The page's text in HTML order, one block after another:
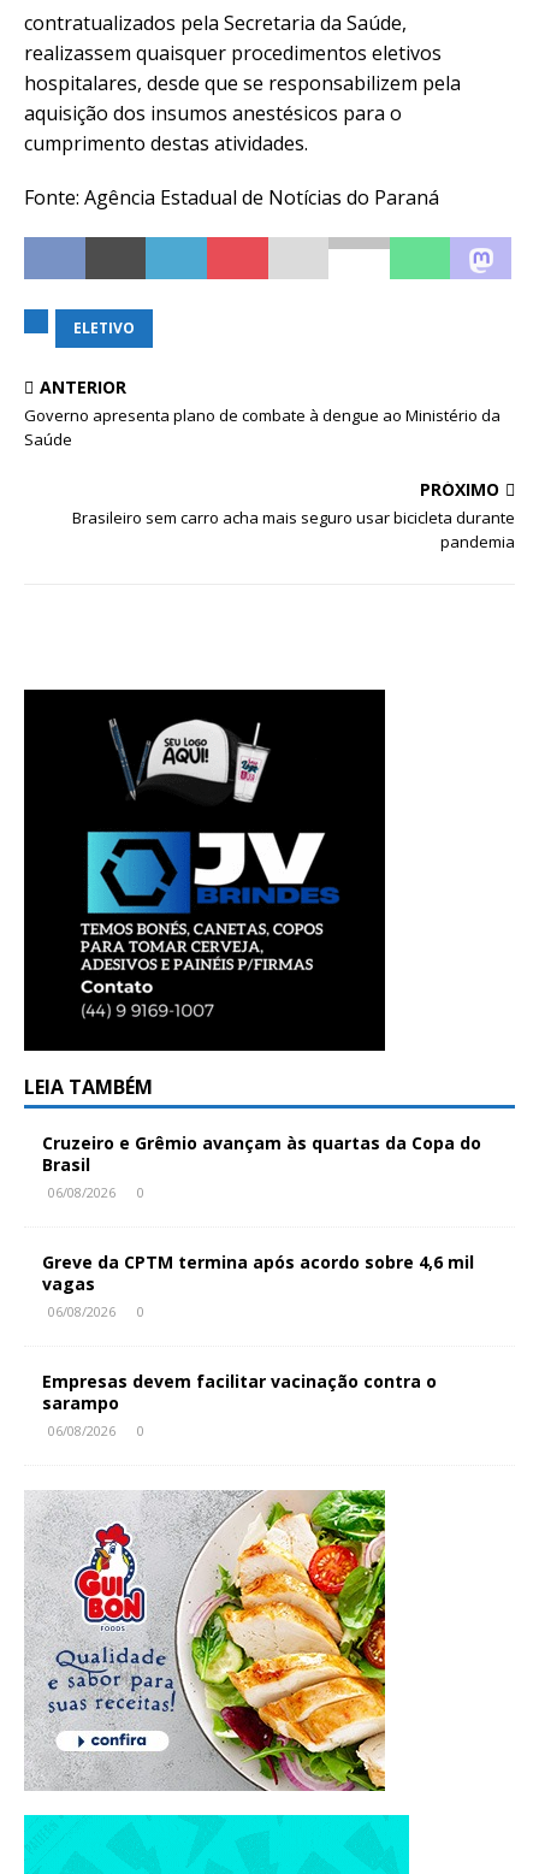
contratualizados pela Secretaria da Saúde,
realizassem quaisquer procedimentos eletivos
hospitalares, desde que se responsabilizem pela
aquisição dos insumos anestésicos para o
cumprimento destas atividades.
Fonte: Agência Estadual de Notícias do Paraná
ELETIVO
ANTERIOR
Governo apresenta plano de combate à dengue ao Ministério da
Saúde
PRÓXIMO
Brasileiro sem carro acha mais seguro usar bicicleta durante
pandemia
LEIA TAMBÉM
Cruzeiro e Grêmio avançam às quartas da Copa do
Brasil
06/08/2026 0
Greve da CPTM termina após acordo sobre 4,6 mil
vagas
06/08/2026 0
Empresas devem facilitar vacinação contra o
sarampo
06/08/2026 0